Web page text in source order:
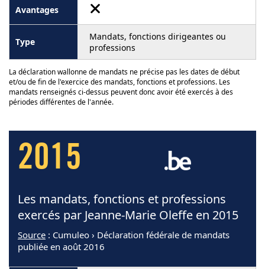
Mandats, fonctions dirigeantes ou
professions
La déclaration wallonne de mandats ne précise pas les dates de début
et/ou de fin de l'exercice des mandats, fonctions et professions. Les
mandats renseignés ci-dessus peuvent donc avoir été exercés à des
périodes différentes de l'année.
2015
Les mandats, fonctions et professions
exercés par Jeanne-Marie Oleffe en 2015
Source : Cumuleo › Déclaration fédérale de mandats
publiée en août 2016